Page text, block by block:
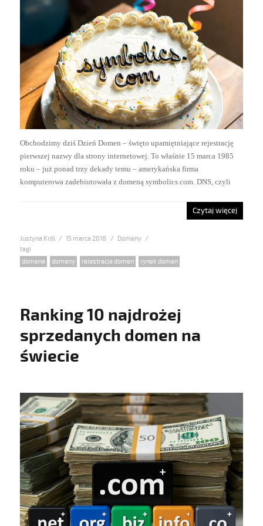
Obchodzimy dziś Dzień Domen – święto upamiętniające rejestrację
pierwszej nazwy dla strony internetowej. To właśnie 15 marca 1985
roku – już ponad trzy dekady temu – amerykańska firma
komputerowa zadebiutowała z domeną symbolics.com. DNS, czyli
Czytaj więcej
Justyna Król
Posted
15 marca 2018 Categories
Domeny
Tags
domena domeny rejestracja domen rynek domen
Ranking 10 najdrożej
sprzedanych domen na
świecie